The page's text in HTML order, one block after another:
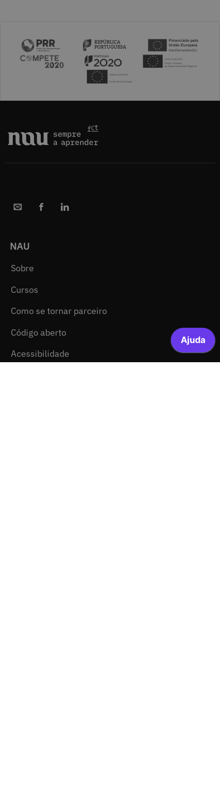
NAU
Sobre
Cursos
Como se tornar parceiro
Código aberto
Acessibilidade